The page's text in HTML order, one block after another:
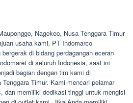
Nagekeo, Nusa Tenggara Timur
usaha kami, PT Indomarco
di bidang perdagangan eceran
di seluruh Indonesia, saat ini
bagian dengan tim kami di
Timur. Kami mencari pelamar
dan memiliki dedikasi tinggi untuk mengisi